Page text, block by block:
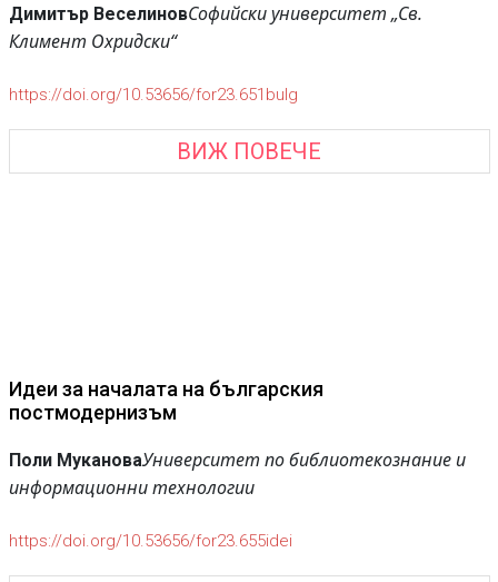
Димитър ВеселиновСофийски университет „Св.
Климент Охридски“
https://doi.org/10.53656/for23.651bulg
ВИЖ ПОВЕЧЕ
Идеи за началата на българския
постмодернизъм
Поли МукановаУниверситет по библиотекознание и
информационни технологии
https://doi.org/10.53656/for23.655idei